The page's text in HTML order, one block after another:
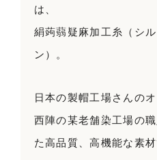
は、
絹蒟蒻疑麻加工糸（シ
ン）。
日本の製帽工場さんの
西陣の某老舗染工場の
た高品質、高機能な素材